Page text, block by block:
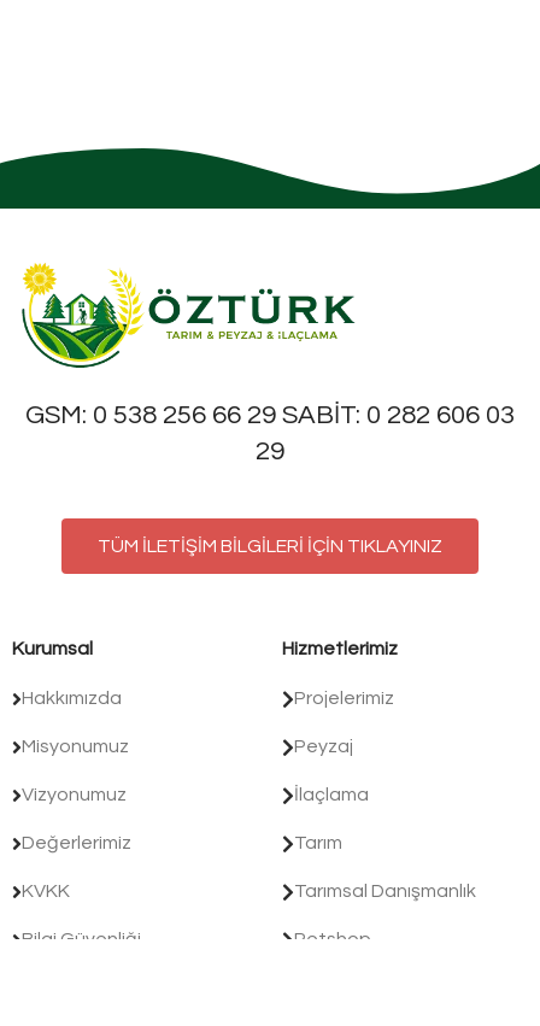
GSM: 0 538 256 66 29 SABİT: 0 282 606 03
29
TÜM İLETİŞİM BİLGİLERİ İÇİN TIKLAYINIZ
Kurumsal
Hakkımızda
Misyonumuz
Vizyonumuz
Değerlerimiz
KVKK
Bilgi Güvenliği
Hizmetlerimiz
Projelerimiz
Peyzaj
İlaçlama
Tarım
Tarımsal Danışmanlık
Petshop